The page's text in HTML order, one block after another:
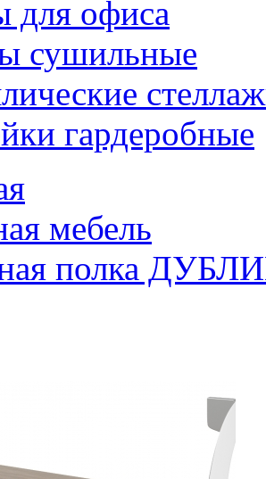
для офиса
сушильные
гардеробные
мебель
полка